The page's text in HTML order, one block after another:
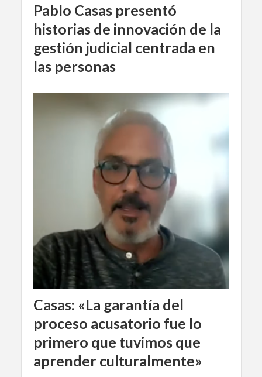
Pablo Casas presentó
historias de innovación de la
gestión judicial centrada en
las personas
Casas: «La garantía del
proceso acusatorio fue lo
primero que tuvimos que
aprender culturalmente»